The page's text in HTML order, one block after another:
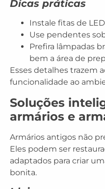
Dicas práticas
Instale fitas de
Use pendentes
Prefira lâmpadas
bem a área de
Esses detalhes trazem
funcionalidade ao
Soluções
armários e
Armários antigos não
Eles podem ser
adaptados para criar
bonita.